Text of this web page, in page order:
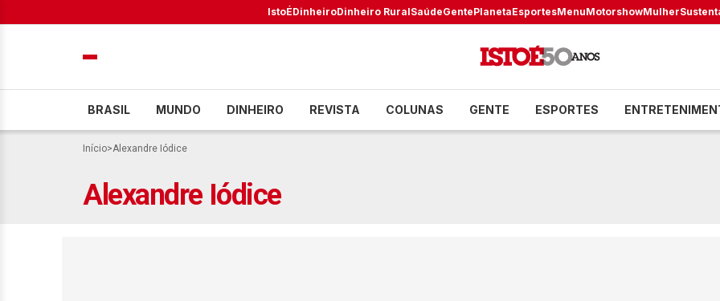
IstoÉDinheiroDinheiro RuralSaúdeGentePlanetaEsportesMenuMotorshowMulher
BRASIL MUNDO DINHEIRO REVISTA COLUNAS GENTE ESPORTES
Início>Alexandre Iódice
Alexandre Iódice